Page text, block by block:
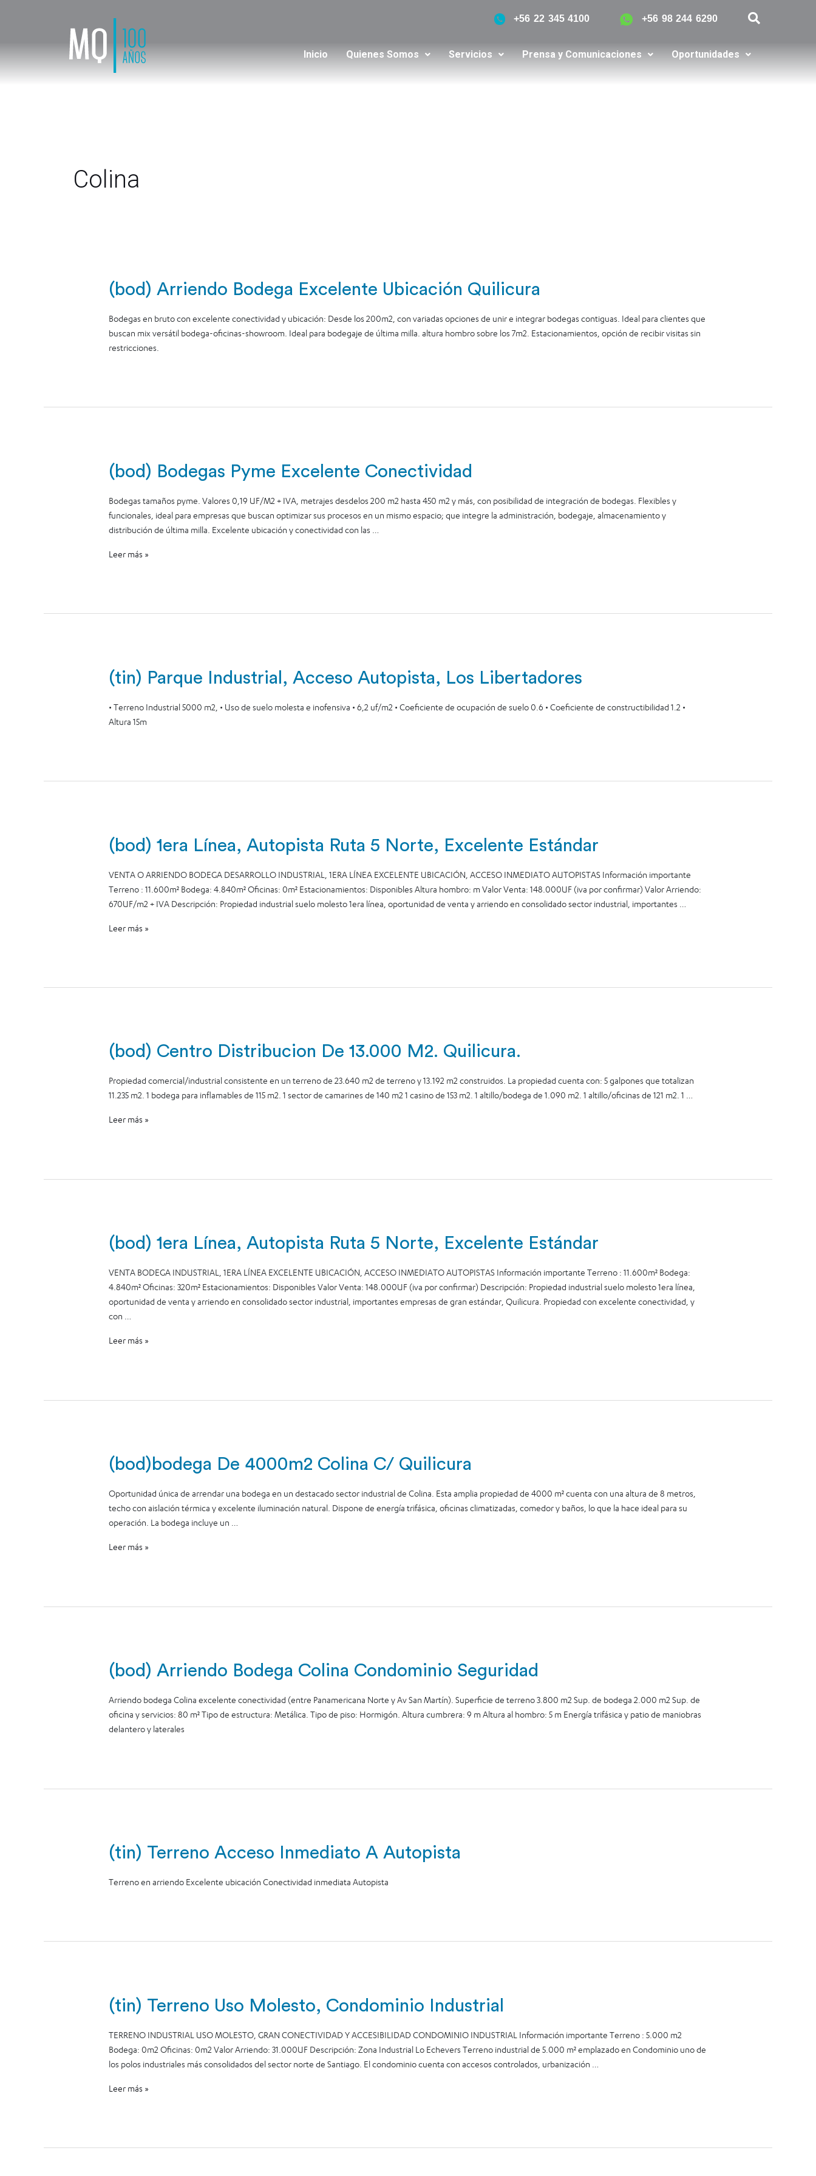
+56 22 345 4100 +56 98 244 6290
Inicio Quienes Somos Servicios Prensa y Comunicaciones Oportunidades
Colina
(bod) Arriendo Bodega Excelente Ubicación Quilicura
Bodegas en bruto con excelente conectividad y ubicación: Desde los 200m2, con variadas opciones de unir e integrar bodegas contiguas. Ideal para clientes que
buscan mix versátil bodega-oficinas-showroom. Ideal para bodegaje de última milla. altura hombro sobre los 7m2. Estacionamientos, opción de recibir visitas sin
restricciones.
(bod) Bodegas Pyme Excelente Conectividad
Bodegas tamaños pyme. Valores 0,19 UF/M2 + IVA, metrajes desdelos 200 m2 hasta 450 m2 y más, con posibilidad de integración de bodegas. Flexibles y
funcionales, ideal para empresas que buscan optimizar sus procesos en un mismo espacio; que integre la administración, bodegaje, almacenamiento y
distribución de última milla. Excelente ubicación y conectividad con las …
Leer más »
(tin) Parque Industrial, Acceso Autopista, Los Libertadores
• Terreno Industrial 5000 m2, • Uso de suelo molesta e inofensiva • 6,2 uf/m2 • Coeficiente de ocupación de suelo 0.6 • Coeficiente de constructibilidad 1.2 •
Altura 15m
(bod) 1era Línea, Autopista Ruta 5 Norte, Excelente Estándar
VENTA O ARRIENDO BODEGA DESARROLLO INDUSTRIAL, 1ERA LÍNEA EXCELENTE UBICACIÓN, ACCESO INMEDIATO AUTOPISTAS Información importante
Terreno : 11.600m² Bodega: 4.840m² Oficinas: 0m² Estacionamientos: Disponibles Altura hombro: m Valor Venta: 148.000UF (iva por confirmar) Valor Arriendo:
670UF/m2 + IVA Descripción: Propiedad industrial suelo molesto 1era línea, oportunidad de venta y arriendo en consolidado sector industrial, importantes …
Leer más »
(bod) Centro Distribucion De 13.000 M2. Quilicura.
Propiedad comercial/industrial consistente en un terreno de 23.640 m2 de terreno y 13.192 m2 construidos. La propiedad cuenta con: 5 galpones que totalizan
11.235 m2. 1 bodega para inflamables de 115 m2. 1 sector de camarines de 140 m2 1 casino de 153 m2. 1 altillo/bodega de 1.090 m2. 1 altillo/oficinas de 121 m2. 1 …
Leer más »
(bod) 1era Línea, Autopista Ruta 5 Norte, Excelente Estándar
VENTA BODEGA INDUSTRIAL, 1ERA LÍNEA EXCELENTE UBICACIÓN, ACCESO INMEDIATO AUTOPISTAS Información importante Terreno : 11.600m² Bodega:
4.840m² Oficinas: 320m² Estacionamientos: Disponibles Valor Venta: 148.000UF (iva por confirmar) Descripción: Propiedad industrial suelo molesto 1era línea,
oportunidad de venta y arriendo en consolidado sector industrial, importantes empresas de gran estándar, Quilicura. Propiedad con excelente conectividad, y
con …
Leer más »
(bod)bodega De 4000m2 Colina C/ Quilicura
Oportunidad única de arrendar una bodega en un destacado sector industrial de Colina. Esta amplia propiedad de 4000 m² cuenta con una altura de 8 metros,
techo con aislación térmica y excelente iluminación natural. Dispone de energía trifásica, oficinas climatizadas, comedor y baños, lo que la hace ideal para su
operación. La bodega incluye un …
Leer más »
(bod) Arriendo Bodega Colina Condominio Seguridad
Arriendo bodega Colina excelente conectividad (entre Panamericana Norte y Av San Martín). Superficie de terreno 3.800 m2 Sup. de bodega 2.000 m2 Sup. de
oficina y servicios: 80 m² Tipo de estructura: Metálica. Tipo de piso: Hormigón. Altura cumbrera: 9 m Altura al hombro: 5 m Energía trifásica y patio de maniobras
delantero y laterales
(tin) Terreno Acceso Inmediato A Autopista
Terreno en arriendo Excelente ubicación Conectividad inmediata Autopista
(tin) Terreno Uso Molesto, Condominio Industrial
TERRENO INDUSTRIAL USO MOLESTO, GRAN CONECTIVIDAD Y ACCESIBILIDAD CONDOMINIO INDUSTRIAL Información importante Terreno : 5.000 m2
Bodega: 0m2 Oficinas: 0m2 Valor Arriendo: 31.000UF Descripción: Zona Industrial Lo Echevers Terreno industrial de 5.000 m² emplazado en Condominio uno de
los polos industriales más consolidados del sector norte de Santiago. El condominio cuenta con accesos controlados, urbanización …
Leer más »